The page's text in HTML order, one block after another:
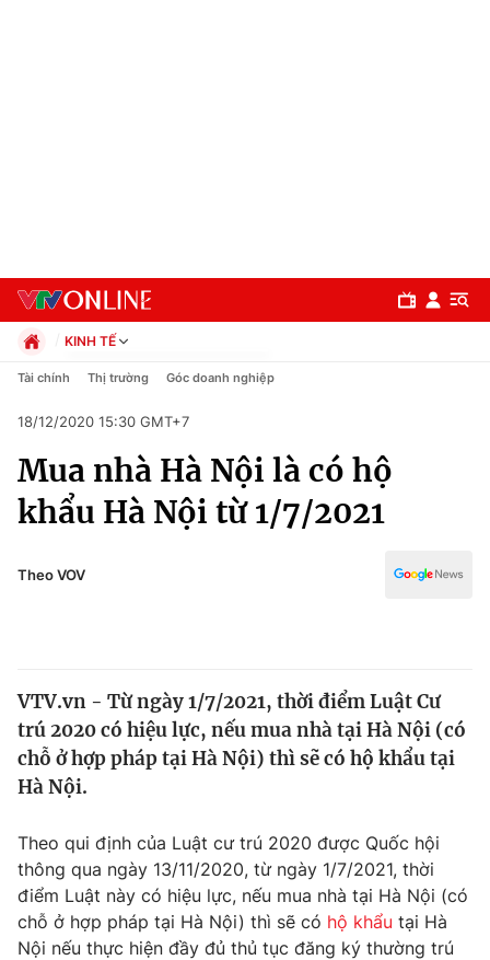
Chuyên mục
Chính trị
Thế giới
Tin tức
Thế giới đó đây
Câu chuyện quốc tế
Tài chính
Thị trường
Góc doanh nghiệp
Dữ liệu và đời sống
Truyền hình
KINH TẾ
Chính trị
Pháp luật
Kinh tế
Thể thao
Truyền hình
Y tế
Tài chính Thị trường Góc doanh nghiệp
18/12/2020 15:30 GMT+7
Mua nhà Hà Nội là có hộ
khẩu Hà Nội từ 1/7/2021
Theo VOV
VTV.vn - Từ ngày 1/7/2021, thời điểm Luật Cư
trú 2020 có hiệu lực, nếu mua nhà tại Hà Nội (có
chỗ ở hợp pháp tại Hà Nội) thì sẽ có hộ khẩu tại
Hà Nội.
Theo qui định của Luật cư trú 2020 được Quốc hội
thông qua ngày 13/11/2020, từ ngày 1/7/2021, thời
điểm Luật này có hiệu lực, nếu mua nhà tại Hà Nội (có
chỗ ở hợp pháp tại Hà Nội) thì sẽ có hộ khẩu tại Hà
Nội nếu thực hiện đầy đủ thủ tục đăng ký thường trú